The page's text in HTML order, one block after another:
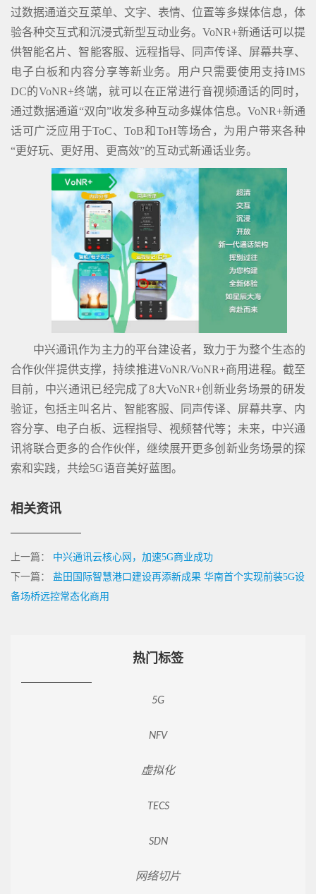
过数据通道交互菜单、文字、表情、位置等多媒体信息，体
验各种交互式和沉浸式新型互动业务。VoNR+新通话可以提
供智能名片、智能客服、远程指导、同声传译、屏幕共享、
电子白板和内容分享等新业务。用户只需要使用支持IMS
DC的VoNR+终端，就可以在正常进行音视频通话的同时，
通过数据通道“双向”收发多种互动多媒体信息。VoNR+新通
话可广泛应用于ToC、ToB和ToH等场合，为用户带来各种
“更好玩、更好用、更高效”的互动式新通话业务。
中兴通讯作为主力的平台建设者，致力于为整个生态的
合作伙伴提供支撑，持续推进VoNR/VoNR+商用进程。截至
目前，中兴通讯已经完成了8大VoNR+创新业务场景的研发
验证，包括主叫名片、智能客服、同声传译、屏幕共享、内
容分享、电子白板、远程指导、视频替代等；未来，中兴通
讯将联合更多的合作伙伴，继续展开更多创新业务场景的探
索和实践，共绘5G语音美好蓝图。
相关资讯
上一篇： 中兴通讯云核心网，加速5G商业成功
下一篇： 盐田国际智慧港口建设再添新成果 华南首个实现前装5G设
备场桥远控常态化商用
热门标签
5G
NFV
虚拟化
TECS
SDN
网络切片